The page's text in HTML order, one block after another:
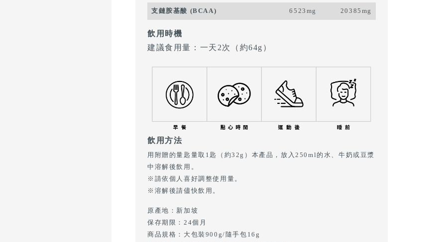
支鏈胺基酸 (BCAA) 6523mg 20385mg
飲用時機
建議食用量：一天2次（約64g）
飲用方法
用附贈的量匙量取1匙（約32g）本產品，放入250ml的水、牛奶或豆漿
中溶解後飲用。
※請依個人喜好調整使用量。
※溶解後請儘快飲用。
原產地：新加坡
保存期限：24個月
商品規格：大包裝900g/隨手包16g